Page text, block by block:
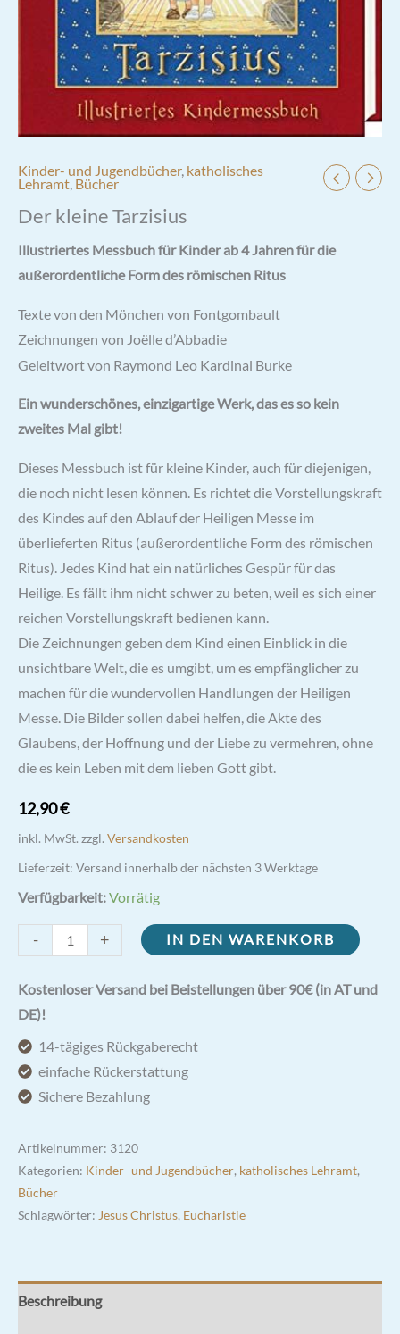
Kinder- und Jugendbücher, katholisches
Lehramt, Bücher
Der kleine Tarzisius
Illustriertes Messbuch für Kinder ab 4 Jahren für die
außerordentliche Form des römischen Ritus
Texte von den Mönchen von Fontgombault
Zeichnungen von Joëlle d’Abbadie
Geleitwort von Raymond Leo Kardinal Burke
Ein wunderschönes, einzigartige Werk, das es so kein
zweites Mal gibt!
Dieses Messbuch ist für kleine Kinder, auch für diejenigen,
die noch nicht lesen können. Es richtet die Vorstellungskraft
des Kindes auf den Ablauf der Heiligen Messe im
überlieferten Ritus (außerordentliche Form des römischen
Ritus). Jedes Kind hat ein natürliches Gespür für das
Heilige. Es fällt ihm nicht schwer zu beten, weil es sich einer
reichen Vorstellungskraft bedienen kann.
Die Zeichnungen geben dem Kind einen Einblick in die
unsichtbare Welt, die es umgibt, um es empfänglicher zu
machen für die wundervollen Handlungen der Heiligen
Messe. Die Bilder sollen dabei helfen, die Akte des
Glaubens, der Hoffnung und der Liebe zu vermehren, ohne
die es kein Leben mit dem lieben Gott gibt.
12,90€
inkl. MwSt. zzgl. Versandkosten
Lieferzeit: Versand innerhalb der nächsten 3 Werktage
Verfügbarkeit:Vorrätig
-
kleine
Tarzisius
Menge
+ IN DEN WARENKORB
Kostenloser Versand bei Beistellungen über 90€ (in AT und
DE)!
14-tägiges Rückgaberecht
einfache Rückerstattung
Sichere Bezahlung
Artikelnummer: 3120
Kategorien: Kinder- und Jugendbücher, katholisches Lehramt,
Bücher
Schlagwörter: Jesus Christus, Eucharistie
Beschreibung